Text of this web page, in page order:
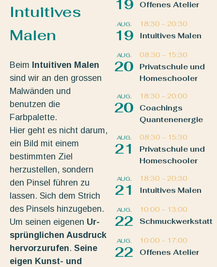
Intuitives
Malen
Beim Intuitiven Malen
sind wir an den grossen
Malwänden und
benutzen die
Farbpalette.
Hier geht es nicht darum,
ein Bild mit einem
bestimmten Ziel
herzustellen, sondern
den Pinsel führen zu
lassen. Sich dem Strich
des Pinsels hinzugeben.
Um seinen eigenen Ur-
sprünglichen Ausdruck
hervorzurufen. Seine
eigen Kunst- und
19 Offenes Atelier
AUG.
19
18:30 – 20:30
Intuitives Malen
AUG.
20
08:30 – 15:30
Privatschule und
Homeschooler
AUG.
20
18:30 – 20:00
Coachings
Quantenenergie
AUG.
21
08:30 – 15:30
Privatschule und
Homeschooler
AUG.
21
18:30 – 20:30
Intuitives Malen
AUG.
22
10:00 – 13:00
Schmuckwerkstatt
AUG.
22
10:00 – 17:00
Offenes Atelier